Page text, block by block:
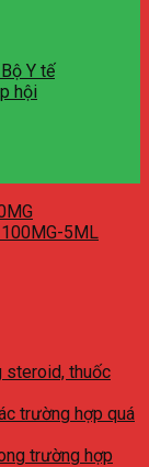
Y tế
hội
steroid, thuốc
trường hợp quá
trường hợp